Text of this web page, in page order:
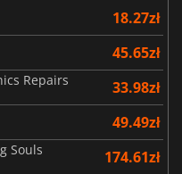
18.27zł
45.65zł
Repairs 33.98zł
49.49zł
Souls 174.61zł